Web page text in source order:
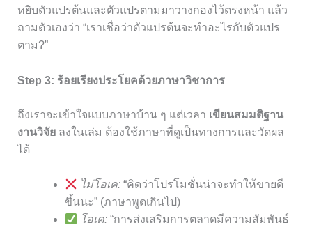
หยิบตัวแปรต้นและตัวแปรตามมาวางกองไว้ตรงหน้า แล้ว
ถามตัวเองว่า “เราเชื่อว่าตัวแปรต้นจะทำอะไรกับตัวแปร
ตาม?”
Step 3: ร้อยเรียงประโยคด้วยภาษาวิชาการ
ถึงเราจะเข้าใจแบบภาษาบ้าน ๆ แต่เวลา เขียนสมมติฐาน
งานวิจัยลงในเล่ม ต้องใช้ภาษาที่ดูเป็นทางการและวัดผล
ได้
ไม่โอเค:“คิดว่าโปรโมชั่นน่าจะทำให้ขายดี
ขึ้นนะ” (ภาษาพูดเกินไป)
โอเค:“การส่งเสริมการตลาดมีความสัมพันธ์